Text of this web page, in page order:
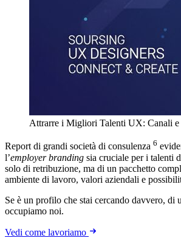
Attrarre i Migliori Talenti UX: Canali e
Report di grandi società di consulenza 6
l’employer branding sia cruciale per i talenti
solo di retribuzione, ma di un pacchetto
ambiente di lavoro, valori aziendali e
Se è un profilo che stai cercando davvero, di
occupiamo noi.
Vedi come lavoriamo